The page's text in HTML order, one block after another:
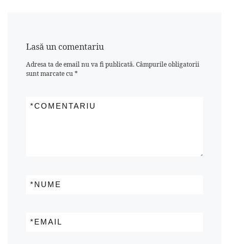
Lasă un comentariu
Adresa ta de email nu va fi publicată.Câmpurile obligatorii
sunt marcate cu*
COMENTARIU
*
NUME
*
EMAIL
*